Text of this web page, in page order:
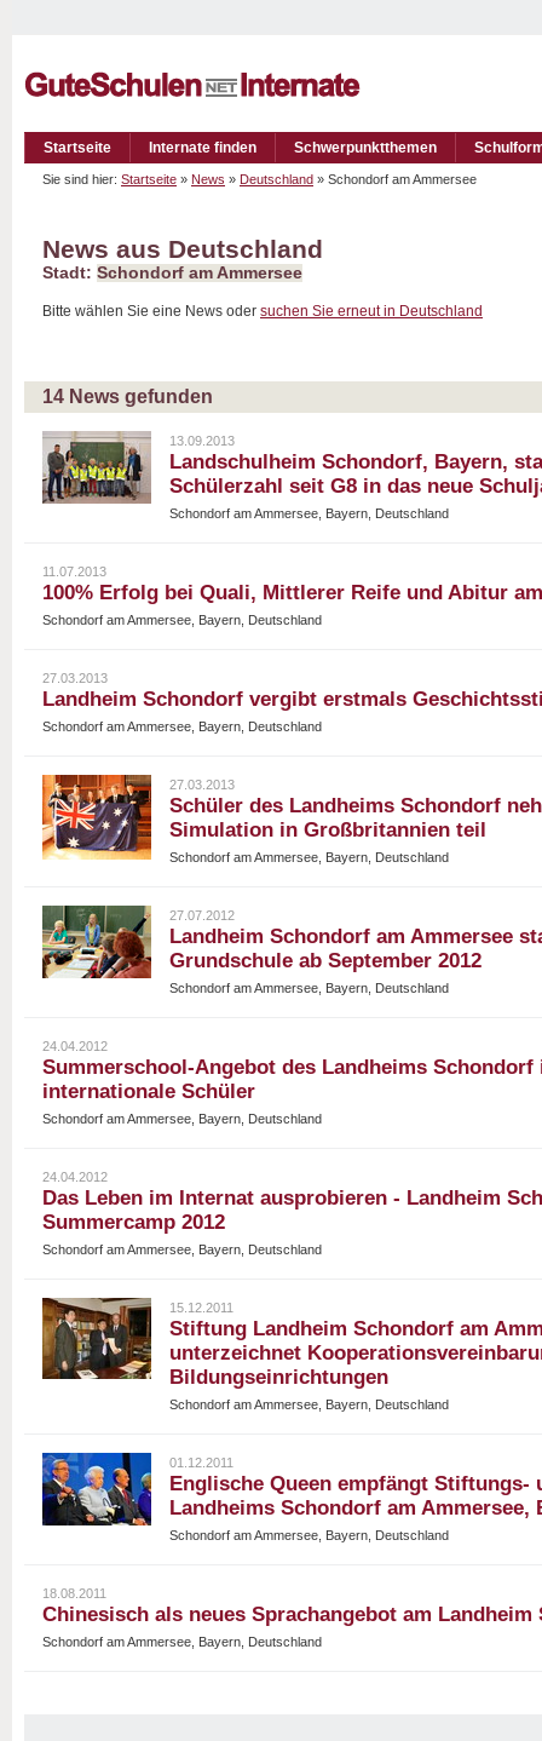
Startseite Internate finden Schwerpunktthemen
Sie sind hier: Startseite » News » Deutschland » Schondorf am Ammersee
News aus Deutschland
Stadt: Schondorf am Ammersee
Bitte wählen Sie eine News oder suchen Sie erneut in Deutschland
14 News gefunden
13.09.2013
Landschulheim Schondorf, Bayern,
Schülerzahl seit G8 in das neue
Schondorf am Ammersee, Bayern, Deutschland
11.07.2013
100% Erfolg bei Quali, Mittlerer Reife und Abitur
Schondorf am Ammersee, Bayern, Deutschland
27.03.2013
Landheim Schondorf vergibt erstmals
Schondorf am Ammersee, Bayern, Deutschland
27.03.2013
Schüler des Landheims Schondorf
Simulation in Großbritannien teil
Schondorf am Ammersee, Bayern, Deutschland
27.07.2012
Landheim Schondorf am Ammersee
Grundschule ab September 2012
Schondorf am Ammersee, Bayern, Deutschland
24.04.2012
Summerschool-Angebot des Landheims Schondorf
internationale Schüler
Schondorf am Ammersee, Bayern, Deutschland
24.04.2012
Das Leben im Internat ausprobieren - Landheim
Summercamp 2012
Schondorf am Ammersee, Bayern, Deutschland
15.12.2011
Stiftung Landheim Schondorf am
unterzeichnet
Bildungseinrichtungen
Schondorf am Ammersee, Bayern, Deutschland
01.12.2011
Englische Queen empfängt Stiftungs-
Landheims Schondorf am Ammersee,
Schondorf am Ammersee, Bayern, Deutschland
18.08.2011
Chinesisch als neues Sprachangebot am
Schondorf am Ammersee, Bayern, Deutschland